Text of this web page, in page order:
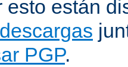
esto están
PGP.